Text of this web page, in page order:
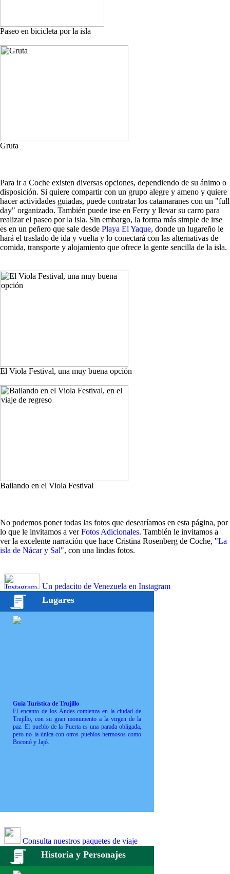
Paseo en bicicleta por la isla
Gruta
Para ir a Coche existen diversas opciones, dependiendo de su ánimo o
disposición. Si quiere compartir con un grupo alegre y ameno y quiere
hacer actividades guiadas, puede contratar los catamaranes con un "full
day" organizado. También puede irse en Ferry y llevar su carro para
realizar el paseo por la isla. Sin embargo, la forma más simple de irse
es en un peñero que sale desde Playa El Yaque, donde un lugareño le
hará el traslado de ida y vuelta y lo conectará con las alternativas de
comida, transporte y alojamiento que ofrece la gente sencilla de la isla.
El Viola Festival, una muy buena opción
Bailando en el Viola Festival
No podemos poner todas las fotos que desearíamos en esta página, por
lo que le invitamos a verFotos Adicionales. También le invitamos a
ver la excelente narración que hace Cristina Rosenberg de Coche, "La
isla de Nácar y Sal", con una lindas fotos.
Un pedacito de Venezuela en Instagram
Lugares
Guía Turística de Trujillo
El encanto de los Andes comienza en la ciudad de
Trujillo, con su gran monumento a la virgen de la
paz. El pueblo de la Puerta es una parada obligada,
pero no la única con otros pueblos hermosos como
Boconó y Jajó.
Consulta nuestros paquetes de viaje
Historia y Personajes